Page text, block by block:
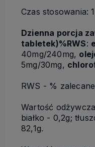
Czas stosowania:
Dzienna porcja
tabletek)%RWS:
40mg/240mg,
5mg/30mg,
RWS - %
Wartość
białko - 0,2g;
82,1g.